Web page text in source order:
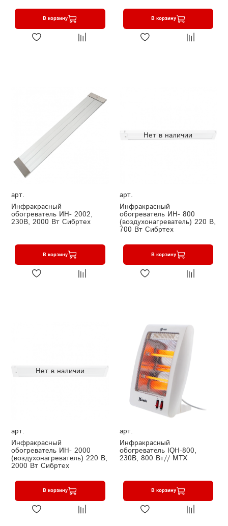
В корзину В корзину
арт.
Инфракрасный
обогреватель ИН- 2002,
230В, 2000 Вт Сибртех
В корзину
Нет в наличии
арт.
Инфракрасный
обогреватель ИН- 800
(воздухонагреватель) 220 В,
700 Вт Сибртех
В корзину
Нет в наличии
арт.
Инфракрасный
обогреватель ИН- 2000
(воздухонагреватель) 220 В,
2000 Вт Сибртех
В корзину
арт.
Инфракрасный
обогреватель IQH-800,
230В, 800 Вт// MTX
В корзину